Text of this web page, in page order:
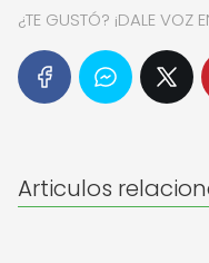
¿TE GUSTÓ? ¡DALE VOZ
Articulos